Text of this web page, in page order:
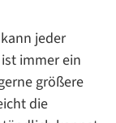
jeder
immer ein
größere
die